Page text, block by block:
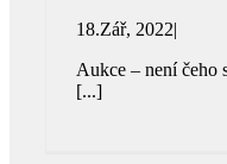
18.Zář, 2022|
Aukce – není čeho
[...]